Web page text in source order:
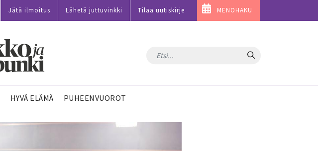
Jätä ilmoitus Lähetä juttuvinkki Tilaa uutiskirje MENOHAKU
Hae
HYVÄ ELÄMÄ PUHEENVUOROT